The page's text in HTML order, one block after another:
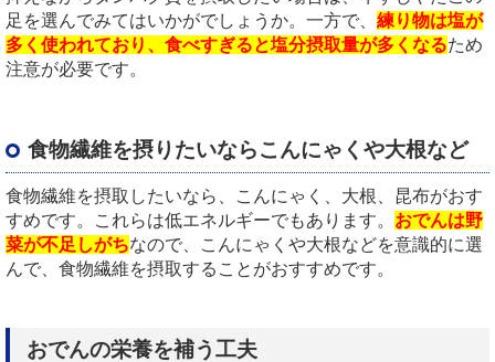
足を選んでみてはいかがでしょうか。一方で、 練り物は塩が
多く使われており、食べすぎると塩分摂取量が多くなるため
注意が必要です。
食物繊維を摂りたいならこんにゃくや大根など
食物繊維を摂取したいなら、こんにゃく、大根、昆布がおす
すめです。これらは低エネルギーでもあります。 おでんは野
菜が不足しがちなので、こんにゃくや大根などを意識的に選
んで、食物繊維を摂取することがおすすめです。
おでんの栄養を補う工夫